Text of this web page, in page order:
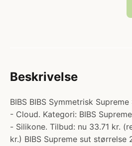
Beskrivelse
BIBS BIBS Symmetrisk
- Cloud. Kategori: BIBS
- Silikone. Tilbud: nu 33.71 kr.
kr.) BIBS Supreme sut størrelse